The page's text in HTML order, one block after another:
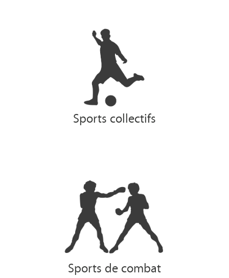
Sports collectifs
Sports de combat